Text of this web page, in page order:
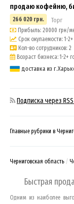
продаю кофейню,
266 020 грн. Торг
Прибыль: 20000 грн/
Срок окупаемости: 1-
Кол-во сотрудников: 2
Возраст бизнеса: 1-2+
доставка из
Подписка через
Главные рубрики в
Черниговская область
Быстрая
Одним из наиболее